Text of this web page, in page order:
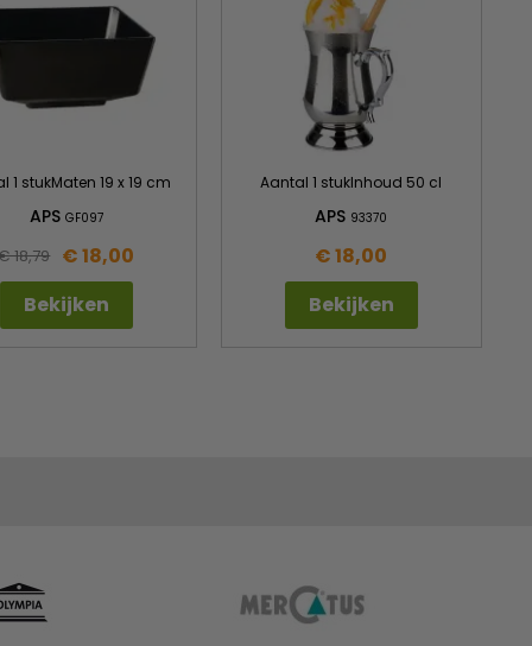
1 stukMaten 19 x 19 cm
APS GF097
18,79 € 18,00
Bekijken
Aantal 1 stukInhoud 50 cl
APS 93370
€ 18,00
Bekijken